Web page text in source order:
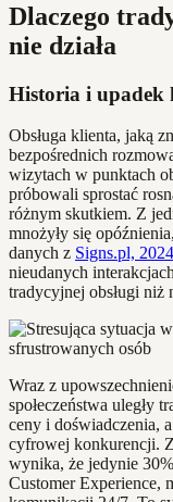
Dlaczego
nie działa
Historia i upadek
Obsługa klienta, jaką
bezpośrednich
wizytach w punktach
próbowali sprostać
różnym skutkiem. Z
mnożyły się
danych z Signs.pl, 2024
nieudanych
tradycyjnej obsługi niż
Wraz z
społeczeństwa uległy
ceny i doświadczenia,
cyfrowej konkurencji.
wynika, że jedynie
Customer Experience,